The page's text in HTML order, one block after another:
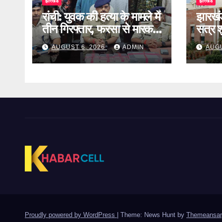
रांची: युवक की हत्या के मामले में
तीन गिरफ्तार, फरसा से मारकर
की थी हत्या
AUGUST 6, 2026 ADMIN
सत्र
होगी
Proudly powered by WordPress Theme: News Hunt by Themeansar